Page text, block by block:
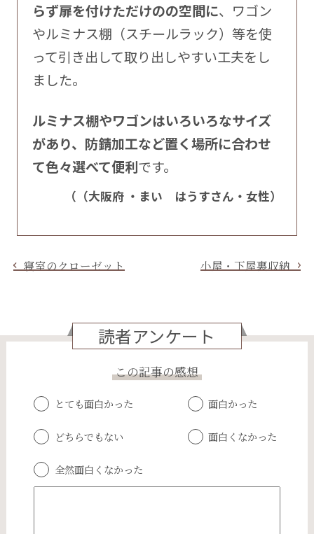
らず扉を付けただけのの空間に、ワゴン
やルミナス棚（スチールラック）等を使
って引き出して取り出しやすい工夫をし
ました。
ルミナス棚やワゴンはいろいろなサイズ
があり、防錆加工など置く場所に合わせ
て色々選べて便利です。
（（大阪府 ・まい はうすさん・女性）
寝室のクローゼット 小屋・下屋裏収納
読者アンケート
この記事の感想
とても面白かった 面白かった
どちらでもない 面白くなかった
全然面白くなかった